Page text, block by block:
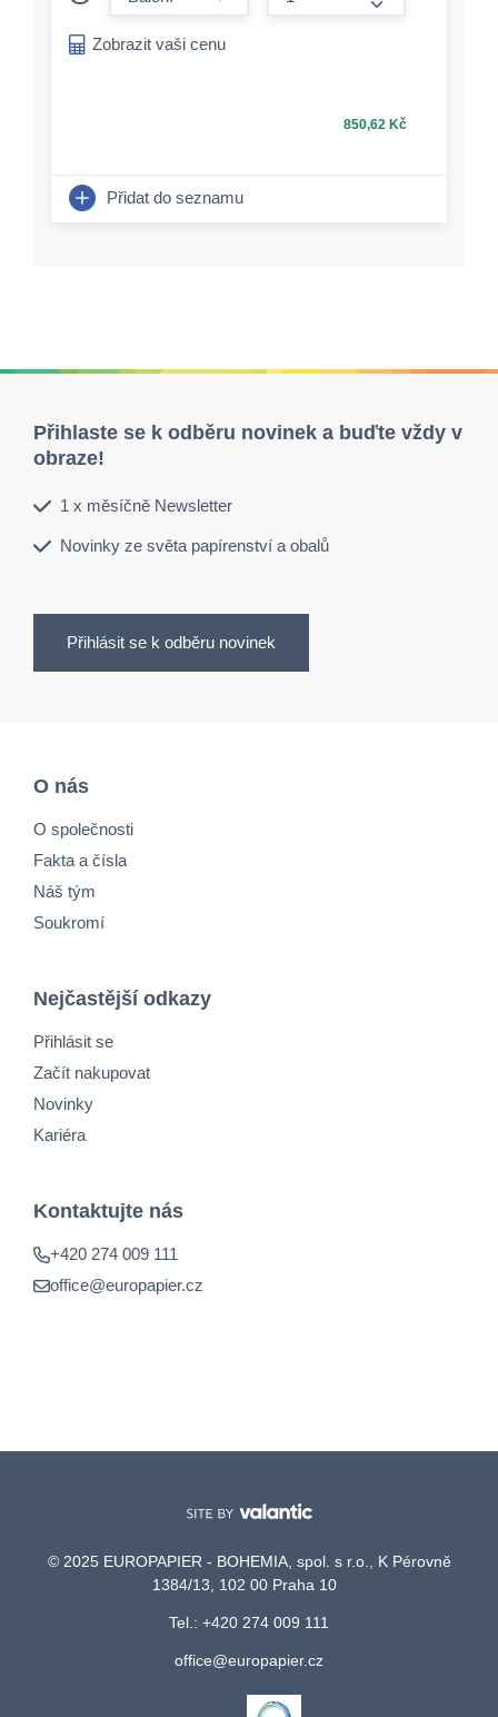
form.increase-
Zobrazit vaši cenu
850,62 Kč
Přidat do seznamu
Přihlaste se k odběru novinek a buďte vždy v
obraze!
1 x měsíčně Newsletter
Novinky ze světa papírenství a obalů
Přihlásit se k odběru novinek
O nás
O společnosti
Fakta a čísla
Náš tým
Soukromí
Nejčastější odkazy
Přihlásit se
Začít nakupovat
Novinky
Kariéra
Kontaktujte nás
+420 274 009 111
office@europapier.cz
© 2025 EUROPAPIER - BOHEMIA, spol. s r.o., K Pérovně
1384/13, 102 00 Praha 10
Tel.: +420 274 009 111
office@europapier.cz